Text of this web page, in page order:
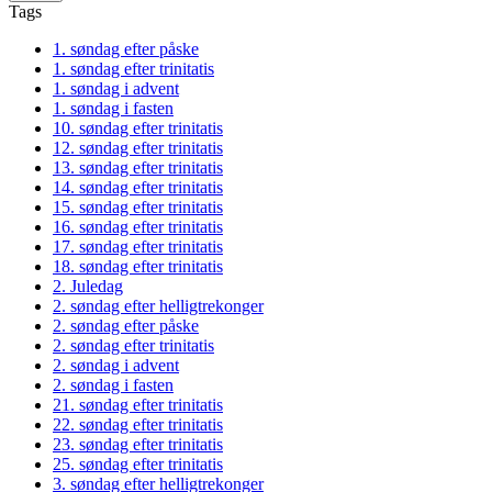
Tags
1. søndag efter påske
1. søndag efter trinitatis
1. søndag i advent
1. søndag i fasten
10. søndag efter trinitatis
12. søndag efter trinitatis
13. søndag efter trinitatis
14. søndag efter trinitatis
15. søndag efter trinitatis
16. søndag efter trinitatis
17. søndag efter trinitatis
18. søndag efter trinitatis
2. Juledag
2. søndag efter helligtrekonger
2. søndag efter påske
2. søndag efter trinitatis
2. søndag i advent
2. søndag i fasten
21. søndag efter trinitatis
22. søndag efter trinitatis
23. søndag efter trinitatis
25. søndag efter trinitatis
3. søndag efter helligtrekonger